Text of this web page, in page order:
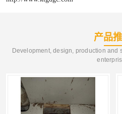
产品
Development, design, production and